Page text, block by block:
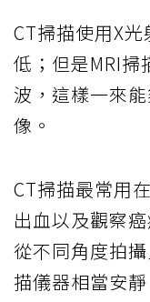
CT掃描使用X
低；但是MRI掃
波，這樣一來
像。
CT掃描最常用
出血以及觀察
從不同角度拍
描儀器相當安靜